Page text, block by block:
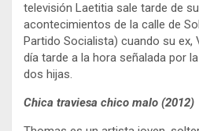
televisión Laetitia sale tarde de
acontecimientos de la calle de
Partido Socialista) cuando su ex,
día tarde a la hora señalada por
dos hijas.
Chica traviesa chico malo (2012)